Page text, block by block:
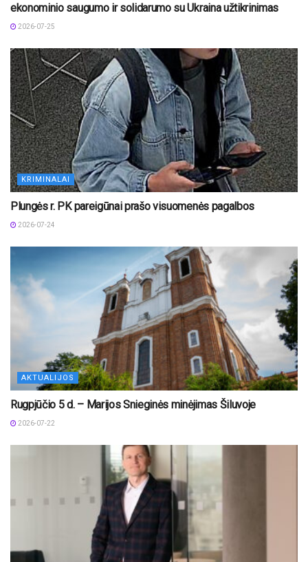
ekonominio saugumo ir solidarumo su Ukraina užtikrinimas
2026-07-25
KRIMINALAI
Plungės r. PK pareigūnai prašo visuomenės pagalbos
2026-07-24
AKTUALIJOS
Rugpjūčio 5 d. – Marijos Snieginės minėjimas Šiluvoje
2026-07-22